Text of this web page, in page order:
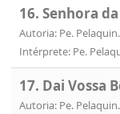
16. Senhora
Autoria: Pe. Pelaquin.
Intérprete: Pe.
17. Dai Vossa
Autoria: Pe. Pelaquin.